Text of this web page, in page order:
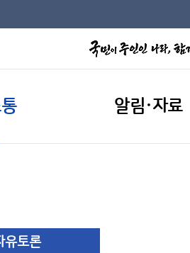
알림·자료
유토론